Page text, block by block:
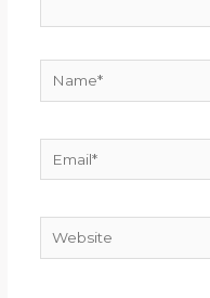
Website